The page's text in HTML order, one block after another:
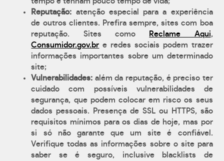
Reputação: atenção especial para a experiência
de outros clientes. Prefira sempre, sites com boa
reputação. Sites como
Reclame Aqui,
Consumidor.gov.br e redes sociais podem trazer
informações importantes sobre um determinado
site;
Vulnerabilidades: além da reputação, é preciso ter
cuidado com possíveis vulnerabilidades de
segurança, que podem colocar em risco os seus
dados pessoais. Presença de SSL ou HTTPS, são
requisitos mínimos para os dias de hoje, mas por
si só não garante que um site é confiável.
Verifique todas as informações sobre o site para
saber se é seguro, inclusive blacklists de